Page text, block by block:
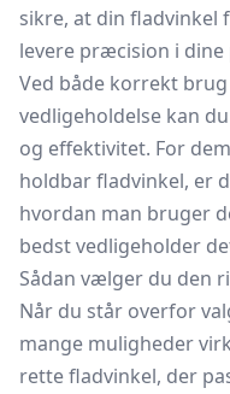
sikre, at din
levere præcision i
Ved både korrekt
vedligeholdelse kan
og effektivitet. For
holdbar fladvinkel, er
hvordan man bruger
bedst vedligeholder
Sådan vælger du den
Når du står overfor
mange muligheder
rette fladvinkel, der